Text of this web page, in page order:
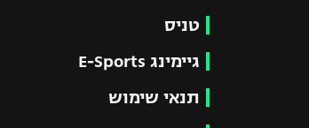
טניס
גיימינג E-Sports
תנאי שימוש